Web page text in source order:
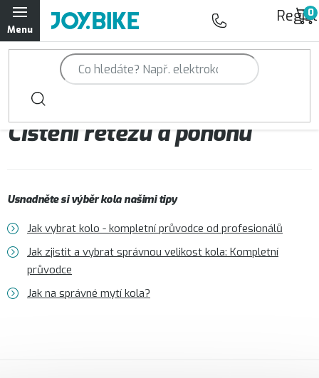
Přejít
na
obsah
Trailová kola Qayron
Horská kola Qayron
Dámská horská kola Qayron
Doplňky a oblečení Qayron
Kontakt Servisní a výdejní místa
Čištění kola
Čištění řetězu a pohonu
Usnadněte si výběr kola našimi tipy
Jak vybrat kolo - kompletní průvodce od profesionálů
Jak zjistit a vybrat správnou velikost kola: Kompletní
průvodce
Jak na správné mytí kola?